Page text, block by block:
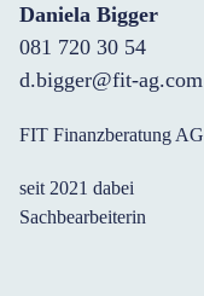
Daniela Bigger
081 720 30 54
d.bigger@fit-ag.com
FIT Finanzberatung AG
seit 2021 dabei
Sachbearbeiterin